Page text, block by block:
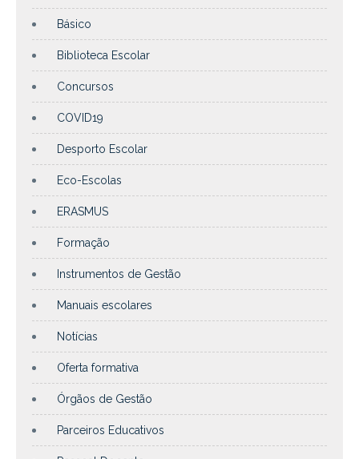
Básico
Biblioteca Escolar
Concursos
COVID19
Desporto Escolar
Eco-Escolas
ERASMUS
Formação
Instrumentos de Gestão
Manuais escolares
Notícias
Oferta formativa
Órgãos de Gestão
Parceiros Educativos